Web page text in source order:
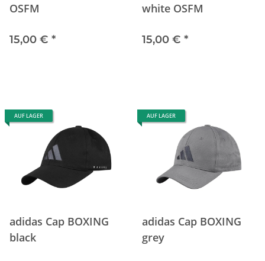
OSFM
15,00 € *
white OSFM
15,00 € *
AUF LAGER
adidas Cap BOXING
black
AUF LAGER
adidas Cap BOXING
grey